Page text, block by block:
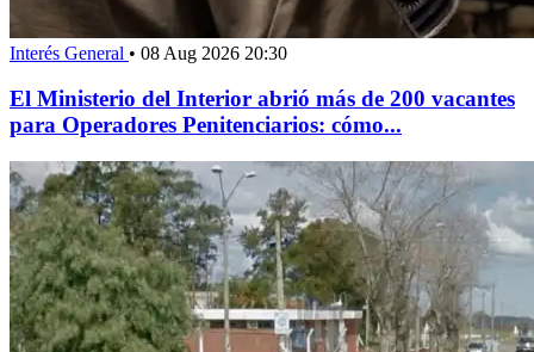
Interés General • 08 Aug 2026 20:30
El Ministerio del Interior abrió más de 200 vacantes
para Operadores Penitenciarios: cómo...